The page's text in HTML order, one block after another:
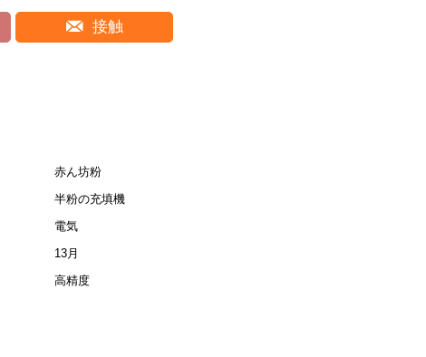
接触
赤ん坊粉
半粉の充填機
電気
13月
高精度